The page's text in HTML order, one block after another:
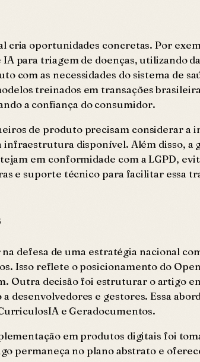
cria oportunidades concretas. Por
para triagem de doenças, utilizando
com as necessidades do sistema de
treinados em transações
a confiança do consumidor.
de produto precisam considerar a
disponível. Além disso, a
em conformidade com a LGPD,
e suporte técnico para facilitar essa
defesa de uma estratégia nacional
Isso reflete o posicionamento do
Outra decisão foi estruturar o artigo
e gestores. Essa
e Geradocumentos.
em produtos digitais foi
permaneça no plano abstrato e